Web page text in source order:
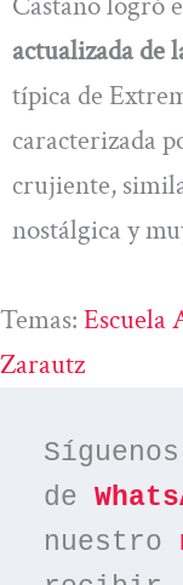
actualizada de
típica de
caracterizada
crujiente,
nostálgica y
Temas: Escuela
Zarautz
de
nuestro